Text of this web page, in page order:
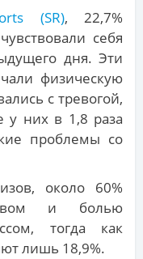
(SR), 22,7%
себя
дня. Эти
физическую
с тревогой,
у них в 1,8 раза
проблемы со
около 60%
и болью
тогда как
лишь 18,9%.